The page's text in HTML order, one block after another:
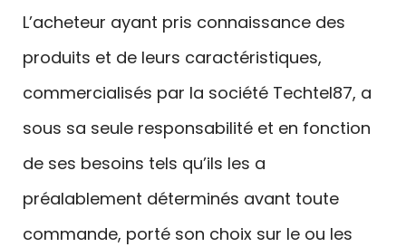
L’acheteur ayant pris connaissance des
produits et de leurs caractéristiques,
commercialisés par la société Techtel87, a
sous sa seule responsabilité et en fonction
de ses besoins tels qu’ils les a
préalablement déterminés avant toute
commande, porté son choix sur le ou les